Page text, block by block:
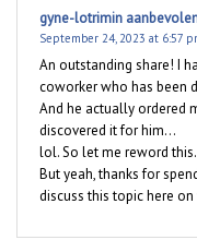
gyne-lotrimin
September 24, 2023 at 6:57
An outstanding share! I
coworker who has been
And he actually ordered
discovered it for him…
lol. So let me reword
But yeah, thanks for
discuss this topic here on